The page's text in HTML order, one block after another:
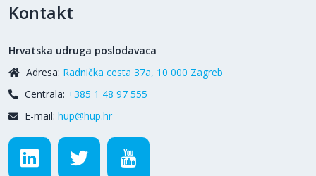
Kontakt
Hrvatska udruga poslodavaca
Adresa: Radnička cesta 37a, 10 000 Zagreb
Centrala: +385 1 48 97 555
E-mail: hup@hup.hr